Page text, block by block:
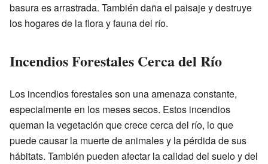
basura es arrastrada. También daña el paisaje y destruye
los hogares de la flora y fauna del río.
Incendios Forestales Cerca del Río
Los incendios forestales son una amenaza constante,
especialmente en los meses secos. Estos incendios
queman la vegetación que crece cerca del río, lo que
puede causar la muerte de animales y la pérdida de sus
hábitats. También pueden afectar la calidad del suelo y del